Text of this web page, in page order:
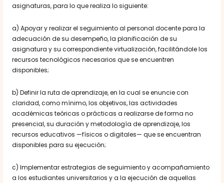
asignaturas, para lo que realiza lo siguiente:
a) Apoyar y realizar el seguimiento al personal docente para la
adecuación de su desempeño, la planificación de su
asignatura y su correspondiente virtualización, facilitándole los
recursos tecnológicos necesarios que se encuentren
disponibles;
b) Definir la ruta de aprendizaje, en la cual se enuncie con
claridad, como mínimo, los objetivos, las actividades
académicas teóricas o prácticas a realizarse de forma no
presencial, su duración y metodología de aprendizaje, los
recursos educativos —físicos o digitales— que se encuentran
disponibles para su ejecución;
c) Implementar estrategias de seguimiento y acompañamiento
a los estudiantes universitarios y a la ejecución de aquellas